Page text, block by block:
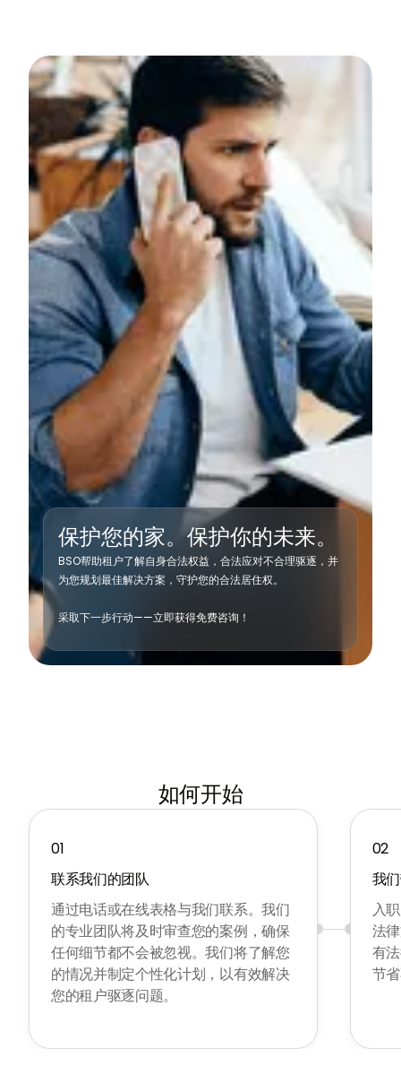
保护您的家。保护你的未来。
BSO帮助租户了解自身合法权益，合法应对不合理驱逐，并
为您规划最佳解决方案，守护您的合法居住权。
采取下一步行动——立即获得免费咨询！
如何开始
01
联系我们的团队
通过电话或在线表格与我们联系。我们
的专业团队将及时审查您的案例，确保
任何细节都不会被忽视。我们将了解您
的情况并制定个性化计划，以有效解决
您的租户驱逐问题。
02
我
入
法
有
节